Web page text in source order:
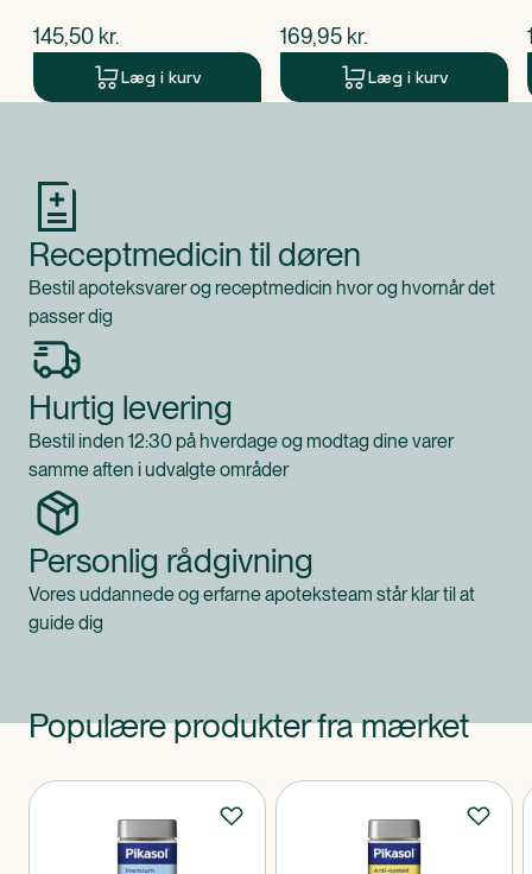
$nuværende pris
145,50 kr.
Læg i kurv
$nuværende pris
169,95 kr.
Læg i kurv
Receptmedicin til døren
Bestil apoteksvarer og receptmedicin hvor og hvornår det
passer dig
Hurtig levering
Bestil inden 12:30 på hverdage og modtag dine varer
samme aften i udvalgte områder
Personlig rådgivning
Vores uddannede og erfarne apoteksteam står klar til at
guide dig
Populære produkter fra mærket
Produkter